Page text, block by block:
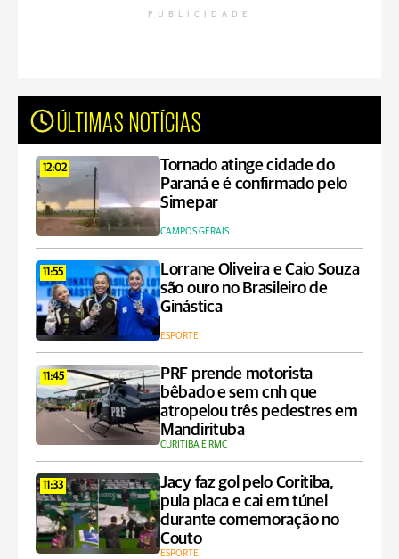
PUBLICIDADE
ÚLTIMAS NOTÍCIAS
12:02
Tornado atinge cidade do
Paraná e é confirmado pelo
Simepar
CAMPOS GERAIS
11:55
Lorrane Oliveira e Caio Souza
são ouro no Brasileiro de
Ginástica
ESPORTE
11:45
PRF prende motorista
bêbado e sem cnh que
atropelou três pedestres em
Mandirituba
CURITIBA E RMC
11:33
Jacy faz gol pelo Coritiba,
pula placa e cai em túnel
durante comemoração no
Couto
ESPORTE